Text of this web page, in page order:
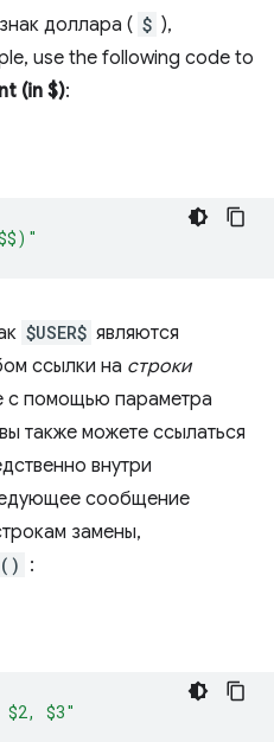
доллара ( $ ),
use the following code to
(in $):
$USER$ являются
ссылки на строки
с помощью параметра
также можете ссылаться
внутри
сообщение
замены,
:
$2, $3"